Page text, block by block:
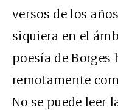
versos de los
siquiera en el
poesía de Borges
remotamente
No se puede leer